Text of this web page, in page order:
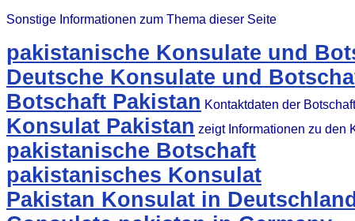
Sonstige Informationen zum Thema dieser Seite
pakistanische Konsulate und
Deutsche Konsulate und
Botschaft Pakistan Kontaktdaten der
Konsulat Pakistan zeigt Informationen zu den
pakistanische Botschaft
pakistanisches Konsulat
Pakistan Konsulat in